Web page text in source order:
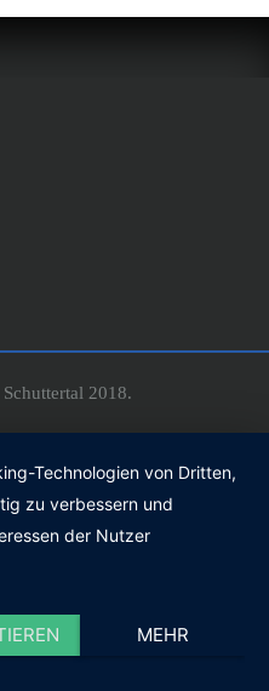
2018.
Technologien von Dritten,
zu verbessern und
der Nutzer
MEHR